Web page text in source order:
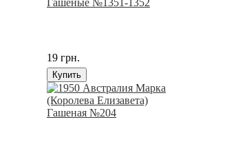
19 грн.
Купить